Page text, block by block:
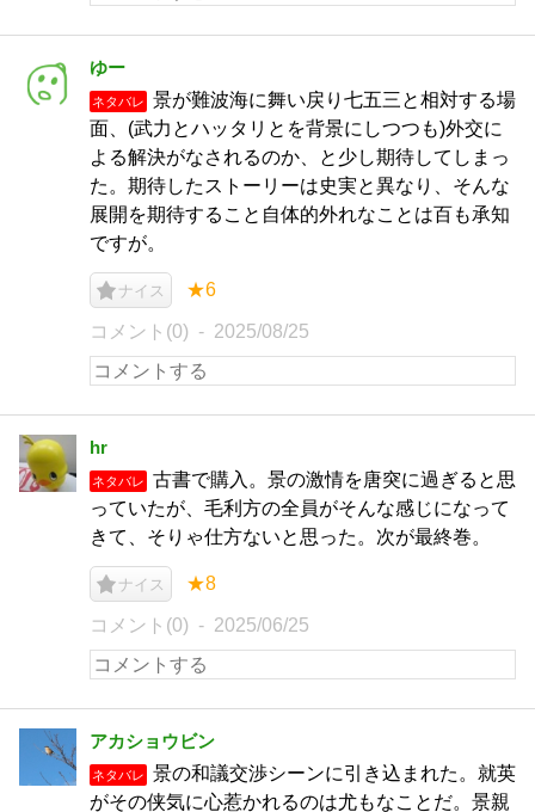
ゆー
ネタバレ
景が難波海に舞い戻り七五三と相対する場
面、(武力とハッタリとを背景にしつつも)外交に
よる解決がなされるのか、と少し期待してしまっ
た。期待したストーリーは史実と異なり、そんな
展開を期待すること自体的外れなことは百も承知
ですが。
ナイス ★6
コメント(0) 2025/08/25
hr
ネタバレ
古書で購入。景の激情を唐突に過ぎると思
っていたが、毛利方の全員がそんな感じになって
きて、そりゃ仕方ないと思った。次が最終巻。
ナイス ★8
コメント(0) 2025/06/25
アカショウビン
ネタバレ
景の和議交渉シーンに引き込まれた。就英
がその侠気に心惹かれるのは尤もなことだ。景親